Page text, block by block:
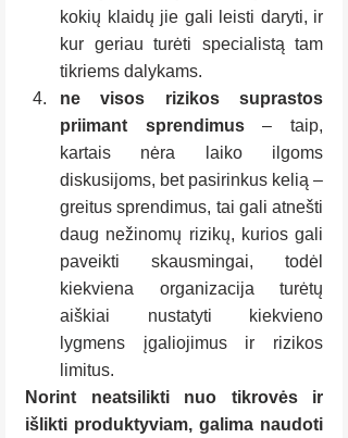
kokių klaidų jie gali leisti daryti, ir
kur geriau turėti specialistą tam
tikriems dalykams.
ne visos rizikos suprastos
priimant sprendimus – taip,
kartais nėra laiko ilgoms
diskusijoms, bet pasirinkus kelią –
greitus sprendimus, tai gali atnešti
daug nežinomų rizikų, kurios gali
paveikti skausmingai, todėl
kiekviena organizacija turėtų
aiškiai nustatyti kiekvieno
lygmens įgaliojimus ir rizikos
limitus.
Norint neatsilikti nuo tikrovės ir
išlikti produktyviam, galima naudoti